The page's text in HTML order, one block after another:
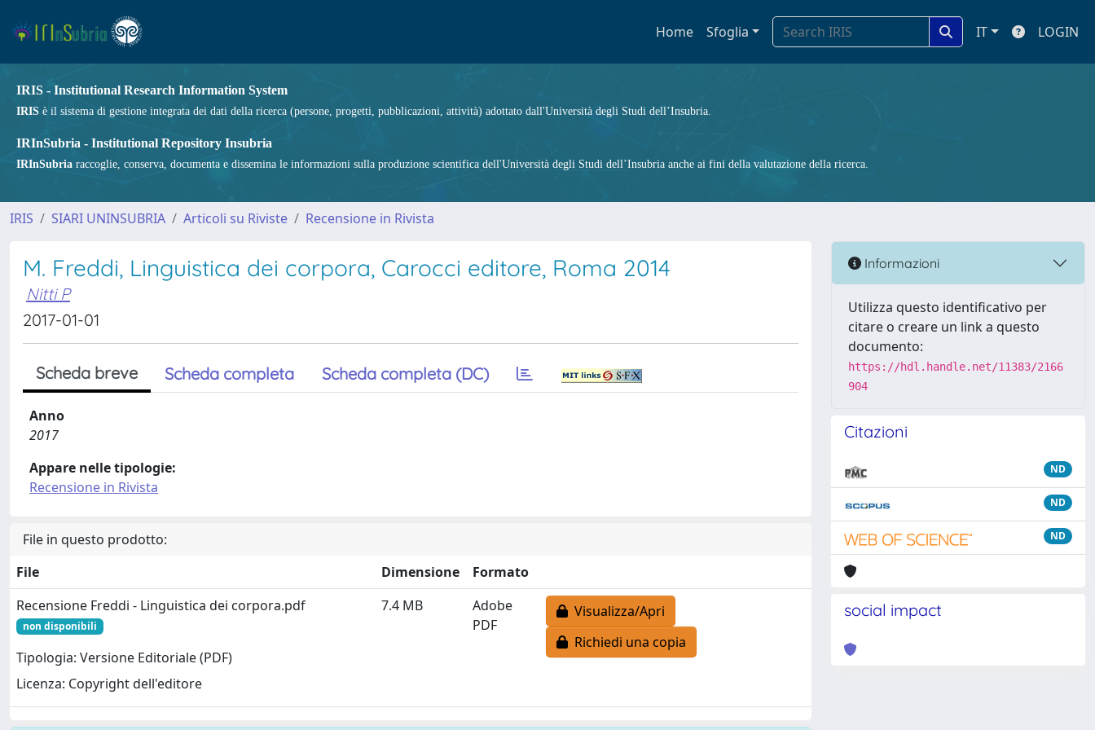
Home Sfoglia IT LOGIN
IRIS - Institutional Research Information System
IRIS è il sistema di gestione integrata dei dati della ricerca (persone, progetti, pubblicazioni, attività) adottato dall'Università degli Studi dell’Insubria.
IRInSubria - Institutional Repository Insubria
IRInSubria raccoglie, conserva, documenta e dissemina le informazioni sulla produzione scientifica dell'Università degli Studi dell’Insubria anche ai fini della valutazione della ricerca.
IRIS SIARI UNINSUBRIA Articoli su Riviste Recensione in Rivista
M. Freddi, Linguistica dei corpora, Carocci editore, Roma 2014
Nitti P
2017-01-01
Scheda breve Scheda completa Scheda completa (DC)
Anno
2017
Appare nelle tipologie:
Recensione in Rivista
File in questo prodotto:
File
Dimensione
Formato
Recensione Freddi - Linguistica dei corpora.pdf
non disponibili
Tipologia: Versione Editoriale (PDF)
Licenza: Copyright dell'editore
7.4 MB
Adobe
PDF
Visualizza/Apri
Richiedi una copia
Informazioni
Utilizza questo identificativo per
citare o creare un link a questo
documento:
https://hdl.handle.net/11383/2166
904
Citazioni
ND
ND
ND
social impact